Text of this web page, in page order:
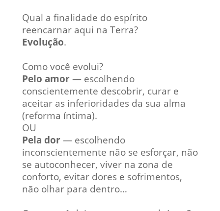
Qual a finalidade do espírito
reencarnar aqui na Terra?
Evolução.
Como você evolui?
Pelo amor— escolhendo
conscientemente descobrir, curar e
aceitar as inferioridades da sua alma
(reforma íntima).
OU
Pela dor— escolhendo
inconscientemente não se esforçar, não
se autoconhecer, viver na zona de
conforto, evitar dores e sofrimentos,
não olhar para dentro…